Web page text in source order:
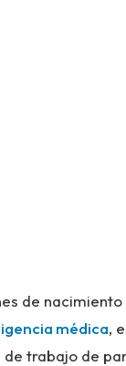
de nacimiento
médica,
de trabajo de